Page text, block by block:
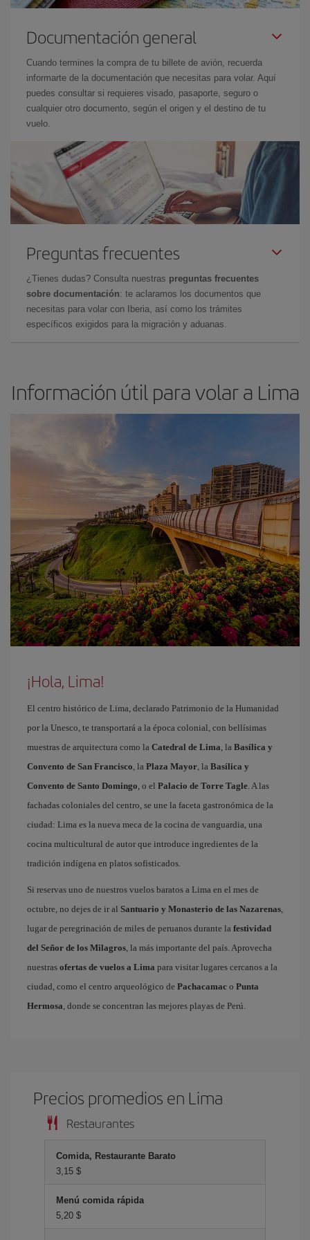
Documentación general
Cuando termines la compra de tu billete de avión, recuerda
informarte de la documentación que necesitas para volar. Aquí
puedes consultar si requieres visado, pasaporte, seguro o
cualquier otro documento, según el origen y el destino de tu
vuelo.
Preguntas frecuentes
¿Tienes dudas? Consulta nuestras preguntas frecuentes
sobre documentación: te aclaramos los documentos que
necesitas para volar con Iberia, así como los trámites
específicos exigidos para la migración y aduanas.
Información útil para volar a Lima
¡Hola, Lima!
El centro histórico de Lima, declarado Patrimonio de la Humanidad
por la Unesco, te transportará a la época colonial, con bellísimas
muestras de arquitectura como la Catedral de Lima, la Basílica y
Convento de San Francisco, la Plaza Mayor, la Basílica y
Convento de Santo Domingo, o el Palacio de Torre Tagle. A las
fachadas coloniales del centro, se une la faceta gastronómica de la
ciudad: Lima es la nueva meca de la cocina de vanguardia, una
cocina multicultural de autor que introduce ingredientes de la
tradición indígena en platos sofisticados.
Si reservas uno de nuestros vuelos baratos a Lima en el mes de
octubre, no dejes de ir al Santuario y Monasterio de las Nazarenas,
lugar de peregrinación de miles de peruanos durante la festividad
del Señor de los Milagros, la más importante del país. Aprovecha
nuestras ofertas de vuelos a Lima para visitar lugares cercanos a la
ciudad, como el centro arqueológico de Pachacamac o Punta
Hermosa, donde se concentran las mejores playas de Perú.
Precios promedios en Lima
Restaurantes
Comida, Restaurante Barato
3,15 $
Menú comida rápida
5,20 $